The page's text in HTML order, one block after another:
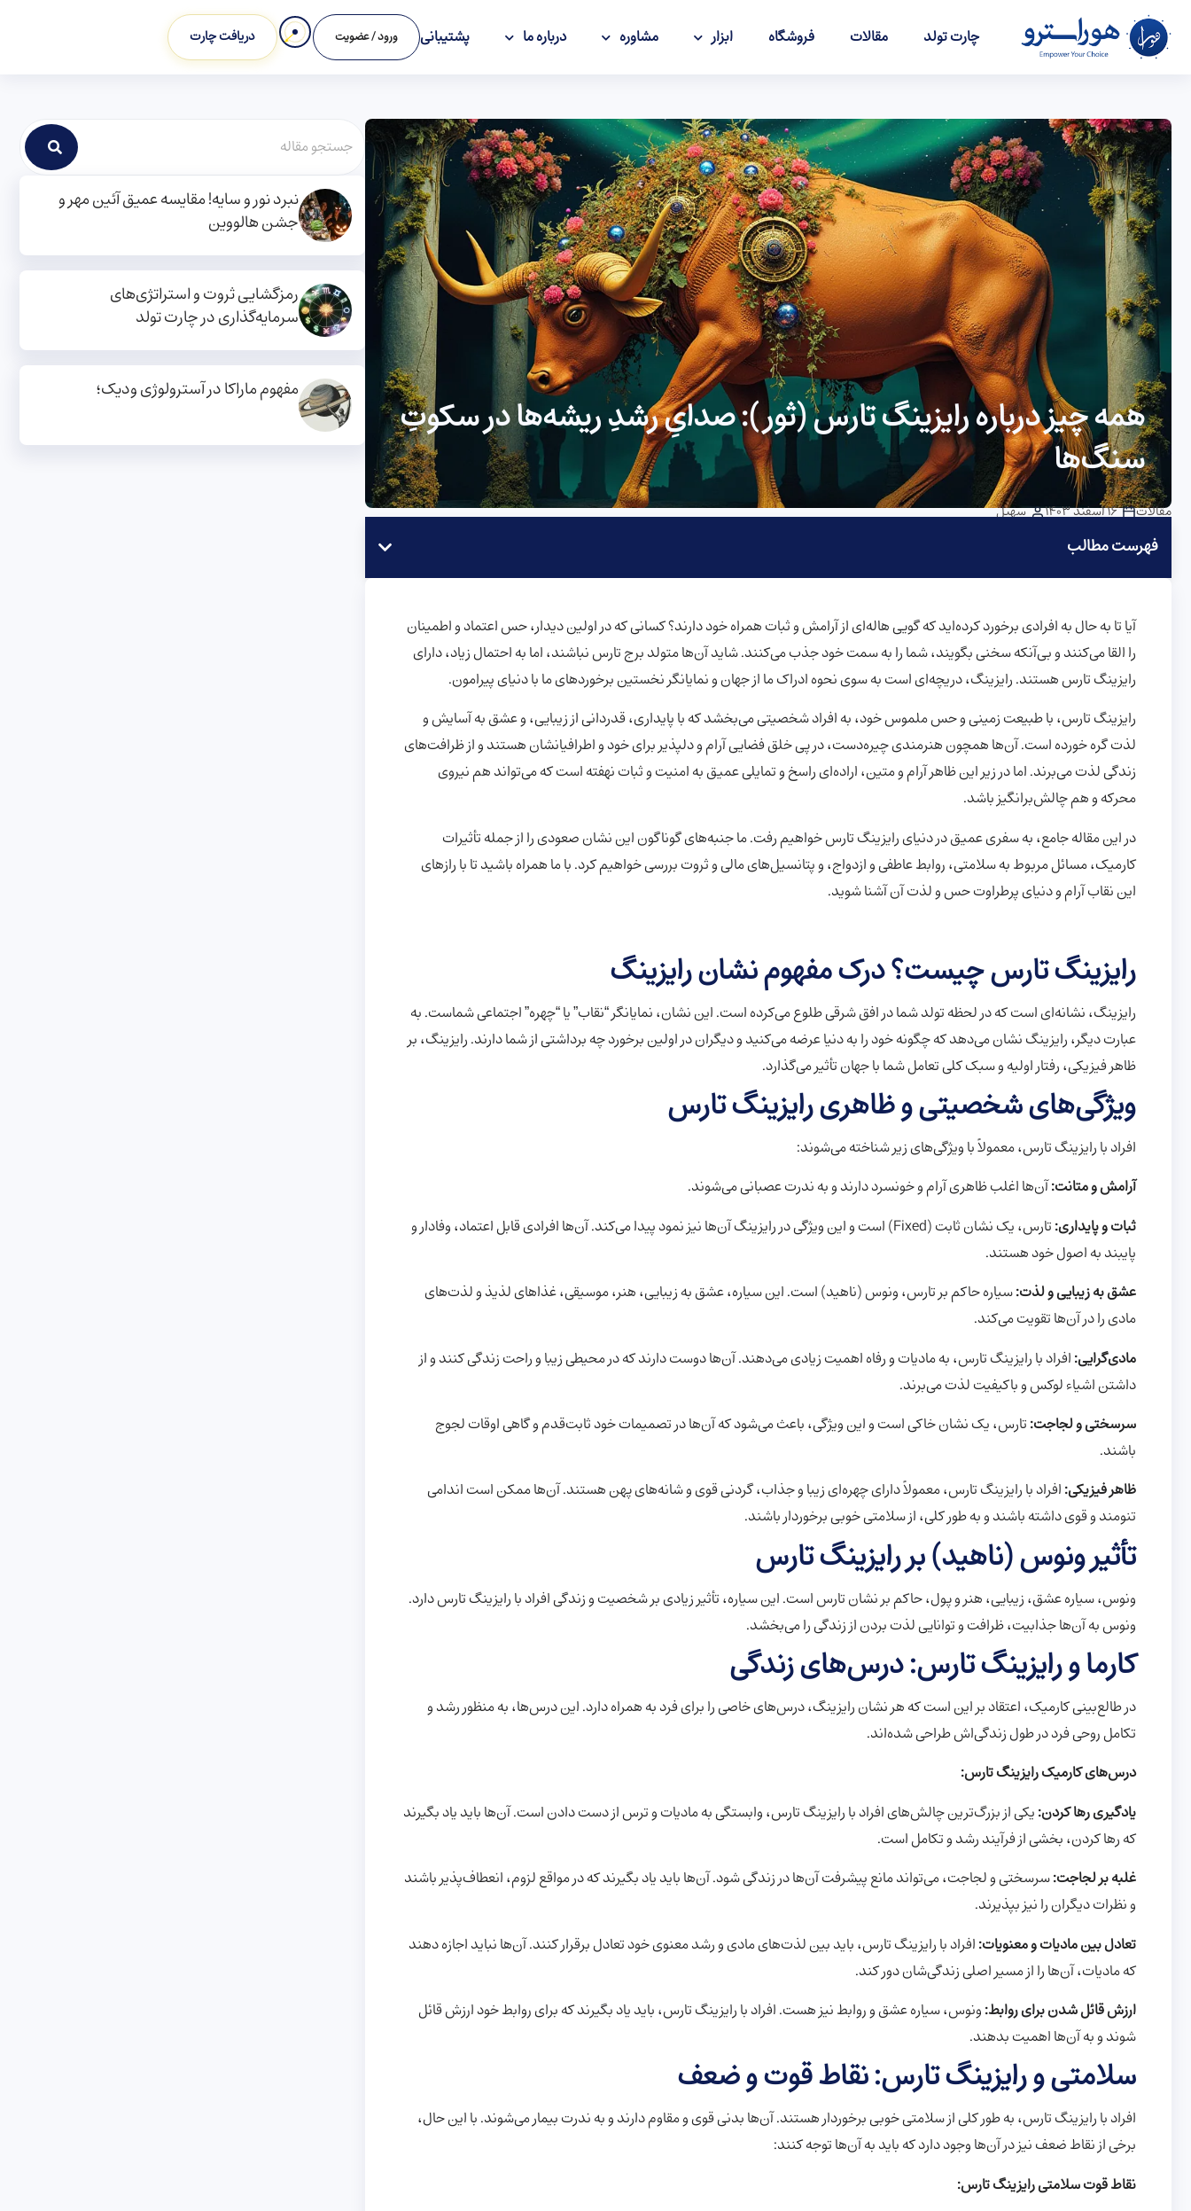
چارت تولد مقالات فروشگاه ابزار مشاوره درباره ما پشتیبانی ورود / عضویت دریافت چارت
همه چیز درباره رایزینگ تارس (ثور): صدایِ رشدِ ریشه‌ها در سکوتِ
سنگ‌ها
مقالات 16 اسفند 1403 سهیل
فهرست مطالب
آیا تا به حال به افرادی برخورد کرده‌اید که گویی هاله‌ای از آرامش و ثبات همراه خود دارند؟ کسانی که در اولین دیدار، حس اعتماد و اطمینان
را القا می‌کنند و بی‌آنکه سخنی بگویند، شما را به سمت خود جذب می‌کنند. شاید آن‌ها متولد برج تارس نباشند، اما به احتمال زیاد، دارای
رایزینگ تارس هستند. رایزینگ، دریچه‌ای است به سوی نحوه ادراک ما از جهان و نمایانگر نخستین برخوردهای ما با دنیای پیرامون.
رایزینگ تارس، با طبیعت زمینی و حس ملموس خود، به افراد شخصیتی می‌بخشد که با پایداری، قدردانی از زیبایی، و عشق به آسایش و
لذت گره خورده است. آن‌ها همچون هنرمندی چیره‌دست، در پی خلق فضایی آرام و دلپذیر برای خود و اطرافیانشان هستند و از ظرافت‌های
زندگی لذت می‌برند. اما در زیر این ظاهر آرام و متین، اراده‌ای راسخ و تمایلی عمیق به امنیت و ثبات نهفته است که می‌تواند هم نیروی
محرکه و هم چالش‌برانگیز باشد.
در این مقاله جامع، به سفری عمیق در دنیای رایزینگ تارس خواهیم رفت. ما جنبه‌های گوناگون این نشان صعودی را از جمله تأثیرات
کارمیک، مسائل مربوط به سلامتی، روابط عاطفی و ازدواج، و پتانسیل‌های مالی و ثروت بررسی خواهیم کرد. با ما همراه باشید تا با رازهای
این نقاب آرام و دنیای پرطراوت حس و لذت آن آشنا شوید.
رایزینگ تارس چیست؟ درک مفهوم نشان رایزینگ
رایزینگ، نشانه‌ای است که در لحظه تولد شما در افق شرقی طلوع می‌کرده است. این نشان، نمایانگر “نقاب” یا “چهره” اجتماعی شماست. به
عبارت دیگر، رایزینگ نشان می‌دهد که چگونه خود را به دنیا عرضه می‌کنید و دیگران در اولین برخورد چه برداشتی از شما دارند. رایزینگ، بر
ظاهر فیزیکی، رفتار اولیه و سبک کلی تعامل شما با جهان تأثیر می‌گذارد.
ویژگی‌های شخصیتی و ظاهری رایزینگ تارس
افراد با رایزینگ تارس، معمولاً با ویژگی‌های زیر شناخته می‌شوند:
آرامش و متانت:آن‌ها اغلب ظاهری آرام و خونسرد دارند و به ندرت عصبانی می‌شوند.
ثبات و پایداری:
تارس، یک نشان ثابت (Fixed) است و این ویژگی در رایزینگ آن‌ها نیز نمود پیدا می‌کند. آن‌ها افرادی قابل اعتماد، وفادار و
پایبند به اصول خود هستند.
عشق به زیبایی و لذت:سیاره حاکم بر تارس، ونوس (ناهید) است. این سیاره، عشق به زیبایی، هنر، موسیقی، غذاهای لذیذ و لذت‌های
مادی را در آن‌ها تقویت می‌کند.
مادی‌گرایی:افراد با رایزینگ تارس، به مادیات و رفاه اهمیت زیادی می‌دهند. آن‌ها دوست دارند که در محیطی زیبا و راحت زندگی کنند و از
داشتن اشیاء لوکس و باکیفیت لذت می‌برند.
سرسختی و لجاجت:تارس، یک نشان خاکی است و این ویژگی، باعث می‌شود که آن‌ها در تصمیمات خود ثابت‌قدم و گاهی اوقات لجوج
باشند.
ظاهر فیزیکی:افراد با رایزینگ تارس، معمولاً دارای چهره‌ای زیبا و جذاب، گردنی قوی و شانه‌های پهن هستند. آن‌ها ممکن است اندامی
تنومند و قوی داشته باشند و به طور کلی، از سلامتی خوبی برخوردار باشند.
تأثیر ونوس (ناهید) بر رایزینگ تارس
ونوس، سیاره عشق، زیبایی، هنر و پول، حاکم بر نشان تارس است. این سیاره، تأثیر زیادی بر شخصیت و زندگی افراد با رایزینگ تارس دارد.
ونوس به آن‌ها جذابیت، ظرافت و توانایی لذت بردن از زندگی را می‌بخشد.
کارما و رایزینگ تارس: درس‌های زندگی
در طالع‌بینی کارمیک، اعتقاد بر این است که هر نشان رایزینگ، درس‌های خاصی را برای فرد به همراه دارد. این درس‌ها، به منظور رشد و
تکامل روحی فرد در طول زندگی‌اش طراحی شده‌اند.
درس‌های کارمیک رایزینگ تارس:
یادگیری رها کردن:یکی از بزرگ‌ترین چالش‌های افراد با رایزینگ تارس، وابستگی به مادیات و ترس از دست دادن است. آن‌ها باید یاد بگیرند
که رها کردن، بخشی از فرآیند رشد و تکامل است.
غلبه بر لجاجت:سرسختی و لجاجت، می‌تواند مانع پیشرفت آن‌ها در زندگی شود. آن‌ها باید یاد بگیرند که در مواقع لزوم، انعطاف‌پذیر باشند
و نظرات دیگران را نیز بپذیرند.
تعادل بین مادیات و معنویات:افراد با رایزینگ تارس، باید بین لذت‌های مادی و رشد معنوی خود تعادل برقرار کنند. آن‌ها نباید اجازه دهند
که مادیات، آن‌ها را از مسیر اصلی زندگی‌شان دور کند.
ارزش قائل شدن برای روابط:ونوس، سیاره عشق و روابط نیز هست. افراد با رایزینگ تارس، باید یاد بگیرند که برای روابط خود ارزش قائل
شوند و به آن‌ها اهمیت بدهند.
سلامتی و رایزینگ تارس: نقاط قوت و ضعف
افراد با رایزینگ تارس، به طور کلی از سلامتی خوبی برخوردار هستند. آن‌ها بدنی قوی و مقاوم دارند و به ندرت بیمار می‌شوند. با این حال،
برخی از نقاط ضعف نیز در آن‌ها وجود دارد که باید به آن‌ها توجه کنند:
نقاط قوت سلامتی رایزینگ تارس:
نبرد نور و سایه! مقایسه عمیق آئین مهر و
جشن هالووین
رمزگشایی ثروت و استراتژی‌های
سرمایه‌گذاری در چارت تولد
مفهوم ماراکا در آسترولوژی ودیک؛